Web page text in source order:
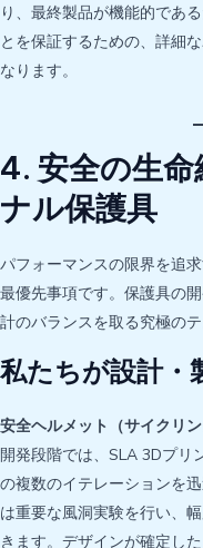
り、最終製品が機能的であ
とを保証するための、詳細
なります。
4. 安全の生
ナル保護具
パフォーマンスの限界を追
最優先事項です。保護具の
計のバランスを取る究極のテ
私たちが設計・
安全ヘルメット（サイクリ
開発段階では、SLA 3Dプリ
の複数のイテレーションを
は重要な風洞実験を行い、
きます。デザインが確定し